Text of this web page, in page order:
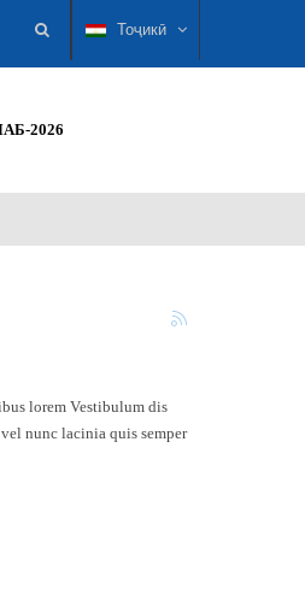
Тоҷикӣ
2026
lorem Vestibulum dis
nunc lacinia quis semper